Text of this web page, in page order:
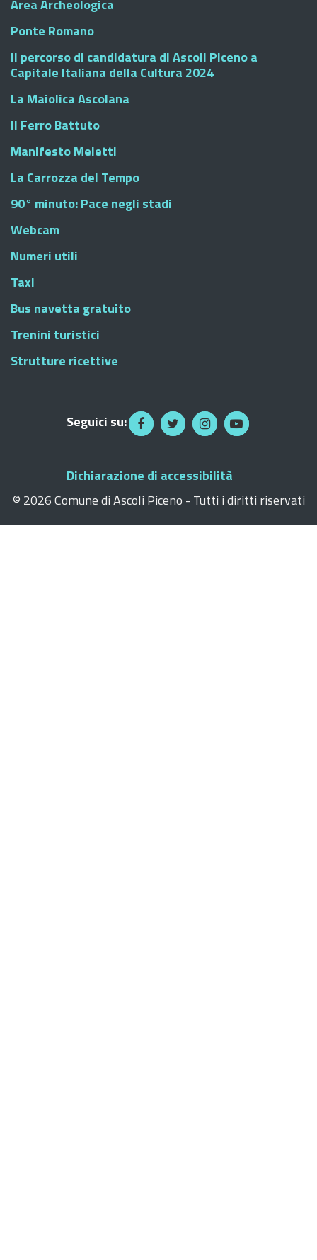
Area Archeologica
Ponte Romano
Il percorso di candidatura di Ascoli Piceno a
Capitale Italiana della Cultura 2024
La Maiolica Ascolana
Il Ferro Battuto
Manifesto Meletti
La Carrozza del Tempo
90° minuto: Pace negli stadi
Webcam
Numeri utili
Taxi
Bus navetta gratuito
Trenini turistici
Strutture ricettive
Seguici su:
Dichiarazione di accessibilità
© 2026 Comune di Ascoli Piceno - Tutti i diritti riservati